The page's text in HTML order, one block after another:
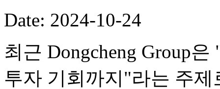
Date: 2024-10-24
최근 Dongcheng Group
투자 기회까지"라는 주